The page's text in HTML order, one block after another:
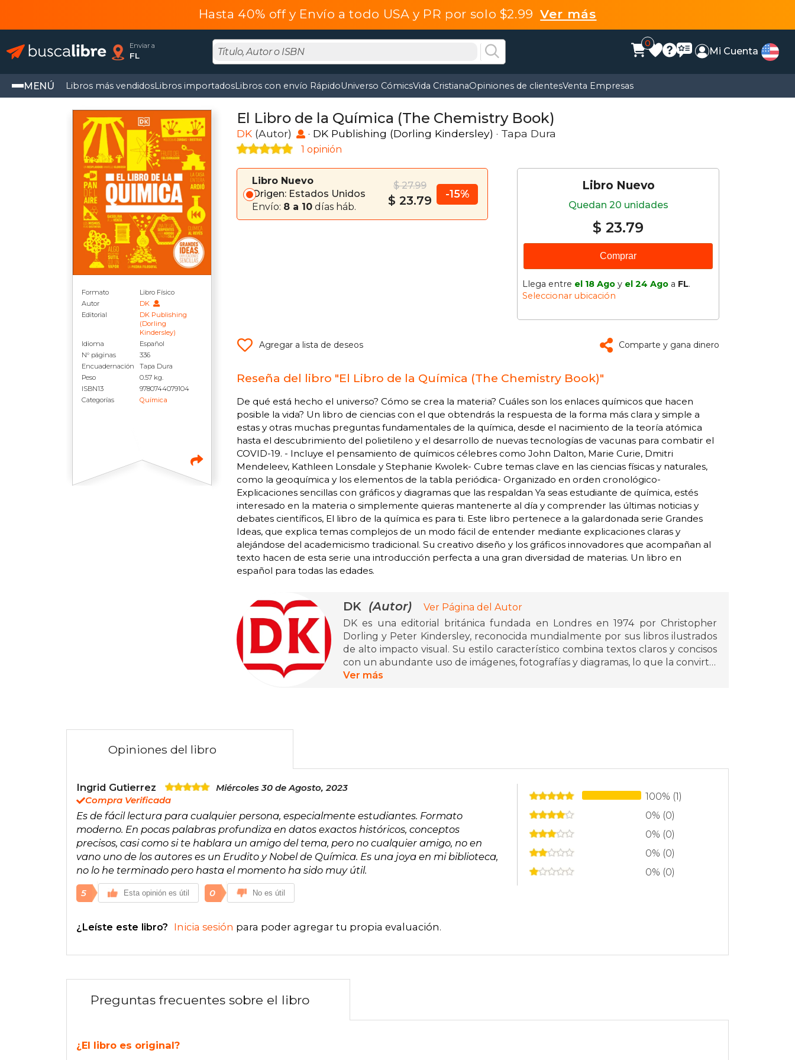
Hasta 40% off y Envío a todo USA y PR por solo $2.99Ver más
Enviar a
FL
0
Mi Cuenta
MENÚ Libros más vendidosLibros importadosLibros con envío RápidoUniverso CómicsVida CristianaOpiniones de clientesVenta Empresas
Formato
Libro Físico
Autor
DK
Editorial
DK Publishing
(Dorling
Kindersley)
Idioma
Español
N° páginas
336
Encuadernación
Tapa Dura
Peso
0.57 kg.
ISBN13
9780744079104
Categorías
Química
El Libro de la Química (The Chemistry Book)
DK (Autor) · DK Publishing (Dorling Kindersley) · Tapa Dura
1 opinión
Libro Nuevo
Origen: Estados Unidos
Envío: 8 a 10 días háb.
$ 27.99
$ 23.79 -15%
Libro Nuevo
Quedan 20 unidades
$ 23.79
Comprar
Llega entre el 18 Ago y el 24 Ago a FL.
Seleccionar ubicación
Agregar a lista de deseos Comparte y gana dinero
Reseña del libro "El Libro de la Química (The Chemistry Book)"
De qué está hecho el universo? Cómo se crea la materia? Cuáles son los enlaces químicos que hacen
posible la vida? Un libro de ciencias con el que obtendrás la respuesta de la forma más clara y simple a
estas y otras muchas preguntas fundamentales de la química, desde el nacimiento de la teoría atómica
hasta el descubrimiento del polietileno y el desarrollo de nuevas tecnologías de vacunas para combatir el
COVID-19. - Incluye el pensamiento de químicos célebres como John Dalton, Marie Curie, Dmitri
Mendeleev, Kathleen Lonsdale y Stephanie Kwolek- Cubre temas clave en las ciencias físicas y naturales,
como la geoquímica y los elementos de la tabla periódica- Organizado en orden cronológico-
Explicaciones sencillas con gráficos y diagramas que las respaldan Ya seas estudiante de química, estés
interesado en la materia o simplemente quieras mantenerte al día y comprender las últimas noticias y
debates científicos, El libro de la química es para ti. Este libro pertenece a la galardonada serie Grandes
Ideas, que explica temas complejos de un modo fácil de entender mediante explicaciones claras y
alejándose del academicismo tradicional. Su creativo diseño y los gráficos innovadores que acompañan al
texto hacen de esta serie una introducción perfecta a una gran diversidad de materias. Un libro en
español para todas las edades.
DK (Autor)
Ver Página del Autor
DK es una editorial británica fundada en Londres en 1974 por Christopher
Dorling y Peter Kindersley, reconocida mundialmente por sus libros ilustrados
de alto impacto visual. Su estilo característico combina textos claros y concisos
con un abundante uso de imágenes, fotografías y diagramas, lo que la convirtió
en pionera dentro de la divulgación visual del conocimiento. Actualmente
transformar la complejidad científica y cultural en experiencias accesibles para
siempre con la premisa de aprender a través de la imagen y la claridad.
Ver más
Opiniones del libro
Ingrid Gutierrez
Miércoles 30 de Agosto, 2023
Compra Verificada
Es de fácil lectura para cualquier persona, especialmente estudiantes. Formato
moderno. En pocas palabras profundiza en datos exactos históricos, conceptos
precisos, casi como si te hablara un amigo del tema, pero no cualquier amigo, no en
vano uno de los autores es un Erudito y Nobel de Química. Es una joya en mi biblioteca,
no lo he terminado pero hasta el momento ha sido muy útil.
5 Esta opinión es útil 0 No es útil
¿Leíste este libro? Inicia sesión para poder agregar tu propia evaluación.
100% (1)
0% (0)
0% (0)
0% (0)
0% (0)
Preguntas frecuentes sobre el libro
¿El libro es original?